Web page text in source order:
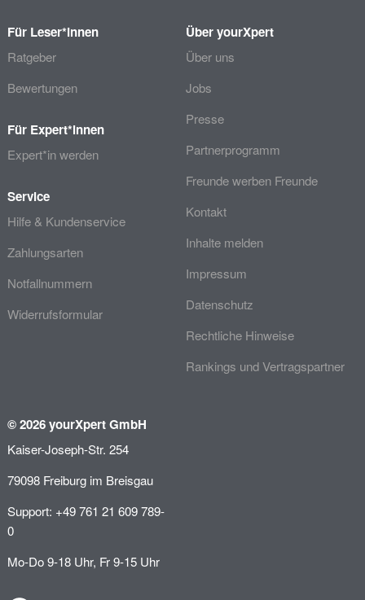
Für Leser*innen
Ratgeber
Bewertungen
Für Expert*innen
Expert*in werden
Service
Hilfe & Kundenservice
Zahlungsarten
Notfallnummern
Widerrufsformular
Über yourXpert
Über uns
Jobs
Presse
Partnerprogramm
Freunde werben Freunde
Kontakt
Inhalte melden
Impressum
Datenschutz
Rechtliche Hinweise
Rankings und Vertragspartner
© 2026 yourXpert GmbH
Kaiser-Joseph-Str. 254
79098 Freiburg im Breisgau
Support: +49 761 21 609 789-
0
Mo-Do 9-18 Uhr, Fr 9-15 Uhr